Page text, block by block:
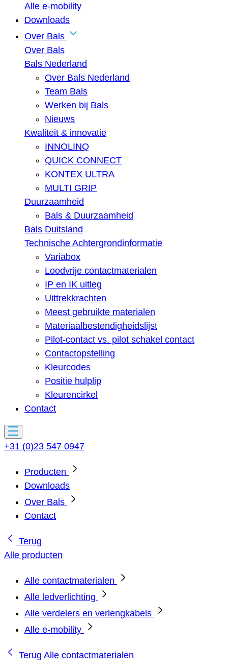
Alle e-mobility
Downloads
Over Bals
Over Bals
Bals Nederland
Over Bals Nederland
Team Bals
Werken bij Bals
Nieuws
Kwaliteit & innovatie
INNOLINQ
QUICK CONNECT
KONTEX ULTRA
MULTI GRIP
Duurzaamheid
Bals & Duurzaamheid
Bals Duitsland
Technische Achtergrondinformatie
Variabox
Loodvrije contactmaterialen
IP en IK uitleg
Uittrekkrachten
Meest gebruikte materialen
Materiaalbestendigheidslijst
Pilot-contact vs. pilot schakel contact
Contactopstelling
Kleurcodes
Positie hulplip
Kleurencirkel
Contact
+31 (0)23 547 0947
Producten
Downloads
Over Bals
Contact
Terug
Alle producten
Alle contactmaterialen
Alle ledverlichting
Alle verdelers en verlengkabels
Alle e-mobility
Terug Alle contactmaterialen